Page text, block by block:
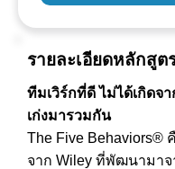
รายละเอียดหลักสูต
ทีมเวิร์กที่ดี ไม่ได้เกิดจ
เก่งมารวมกัน
The Five Behaviors®
จาก Wiley ที่พัฒนามา